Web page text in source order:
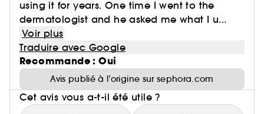
using it for years. One time I went to the
dermatologist and he asked me what I u...
Voir plus
Traduire avec Google
Recommande : Oui
Avis publié à l’origine sur sephora.com
Cet avis vous a-t-il été utile ?